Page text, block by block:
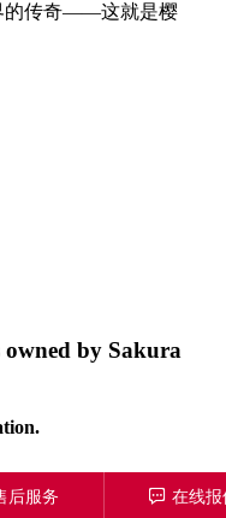
的传奇——这就是樱
owned by Sakura
后服务 󦏡 在线报